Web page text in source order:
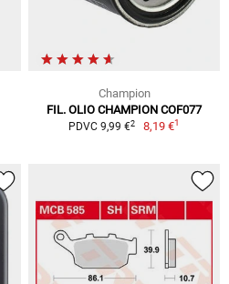
Champion
FIL. OLIO CHAMPION COF077
PDVC 9,99 €2 8,19 €1